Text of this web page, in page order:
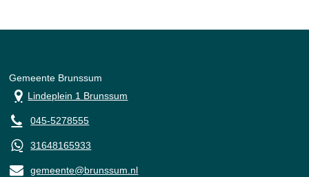
Gemeente Brunssum
Lindeplein 1 Brunssum
045-5278555
31648165933
gemeente@brunssum.nl